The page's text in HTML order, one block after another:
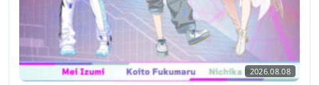
2026.08.08